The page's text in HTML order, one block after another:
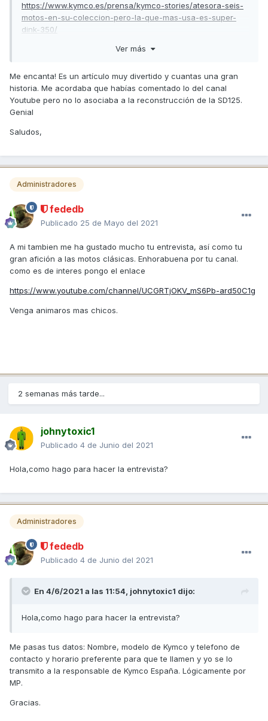
https://www.kymco.es/prensa/kymco-stories/atesora-seis-
motos-en-su-coleccion-pero-la-que-mas-usa-es-super-
dink-350/
Ver más
Me encanta! Es un artículo muy divertido y cuantas una gran
historia. Me acordaba que habías comentado lo del canal
Youtube pero no lo asociaba a la reconstrucción de la SD125.
Genial
Saludos,
Administradores
fededb
Publicado 25 de Mayo del 2021
A mi tambien me ha gustado mucho tu entrevista, así como tu
gran afición a las motos clásicas. Enhorabuena por tu canal.
como es de interes pongo el enlace
https://www.youtube.com/channel/UCGRTjOKV_mS6Pb-ard50C1g
Venga animaros mas chicos.
2 semanas más tarde...
johnytoxic1
Publicado 4 de Junio del 2021
Hola,como hago para hacer la entrevista?
Administradores
fededb
Publicado 4 de Junio del 2021
En 4/6/2021 a las 11:54, johnytoxic1 dijo:
Hola,como hago para hacer la entrevista?
Me pasas tus datos: Nombre, modelo de Kymco y telefono de
contacto y horario preferente para que te llamen y yo se lo
transmito a la responsable de Kymco España. Lógicamente por
MP.
Gracias.